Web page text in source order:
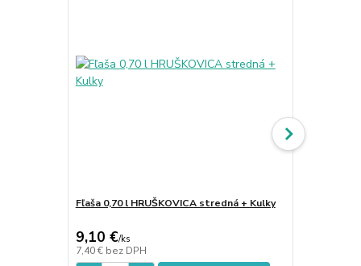
Fľaša 0,70 l HRUŠKOVICA stredná + Kulky
9,10 €/ks
7,40 € bez DPH